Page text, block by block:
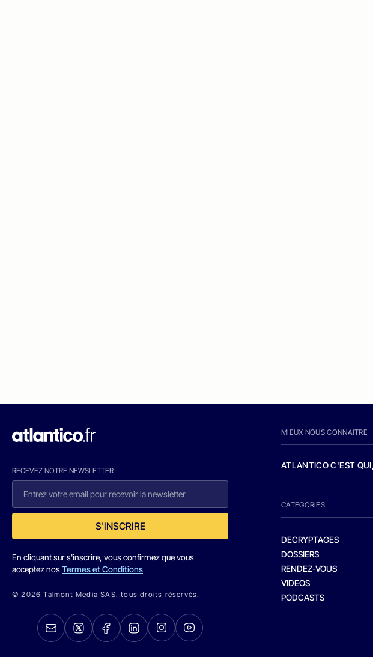
RECEVEZ NOTRE NEWSLETTER
S'INSCRIRE
En cliquant sur s'inscrire, vous confirmez que vous
acceptez nosTermes et Conditions
© 2026 Talmont Media SAS. tous droits réservés.
MIEUX NOUS CONNAITRE
ATLANTICO C'EST
CATEGORIES
DECRYPTAGES
DOSSIERS
RENDEZ-VOUS
VIDEOS
PODCASTS